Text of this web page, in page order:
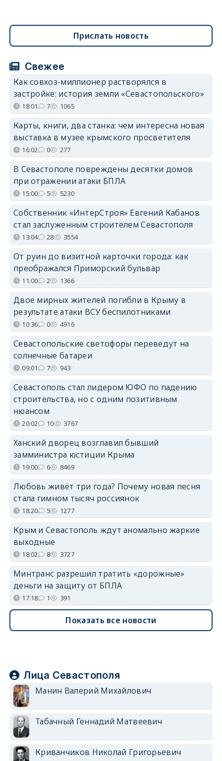
Прислать новость
Свежее
Как совхоз-миллионер растворялся в
застройке: история земли «Севастопольского»
18:01 7 1065
Карты, книги, два станка: чем интересна новая
выставка в музее крымского просветителя
16:02 0 277
В Севастополе повреждены десятки домов
при отражении атаки БПЛА
15:00 5 5230
Собственник «ИнтерСтроя» Евгений Кабанов
стал заслуженным строителем Севастополя
13:04 28 3554
От руин до визитной карточки города: как
преображался Приморский бульвар
11:00 2 1366
Двое мирных жителей погибли в Крыму в
результате атаки ВСУ беспилотниками
10:36 0 4916
Севастопольские светофоры переведут на
солнечные батареи
09:01 7 943
Севастополь стал лидером ЮФО по падению
строительства, но с одним позитивным
нюансом
20:02 10 3767
Ханский дворец возглавил бывший
замминистра юстиции Крыма
19:00 6 8469
Любовь живёт три года? Почему новая песня
стала гимном тысяч россиянок
18:20 5 1277
Крым и Севастополь ждут аномально жаркие
выходные
18:02 8 3727
Минтранс разрешил тратить «дорожные»
деньги на защиту от БПЛА
17:18 1 391
Показать все новости
Лица Севастополя
Манин Валерий Михайлович
Табачный Геннадий Матвеевич
Криванчиков Николай Григорьевич